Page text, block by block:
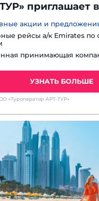
приглашает
акции и
рейсы а/к Emirates по
принимающая
УЗНАТЬ БОЛЬШЕ
«Туроператор АРТ-ТУР»